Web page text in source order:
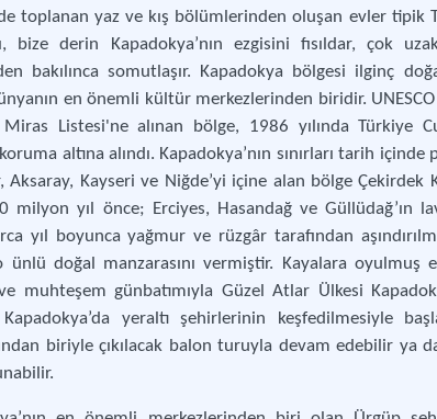
toplanan yaz ve kış bölümlerinden oluşan evler
bize derin Kapadokya’nın ezgisini fısıldar, çok
bakılınca somutlaşır. Kapadokya bölgesi ilginç
en önemli kültür merkezlerinden biridir.
Listesi'ne alınan bölge, 1986 yılında Türkiye
altına alındı. Kapadokya’nın sınırları tarih
Aksaray, Kayseri ve Niğde’yi içine alan bölge Çekirdek
milyon yıl önce; Erciyes, Hasandağ ve Güllüdağ’ın
yıl boyunca yağmur ve rüzgâr tarafından
ünlü doğal manzarasını vermiştir. Kayalara oyulmuş
muhteşem günbatımıyla Güzel Atlar Ülkesi
yeraltı şehirlerinin keşfedilmesiyle
biriyle çıkılacak balon turuyla devam edebilir ya